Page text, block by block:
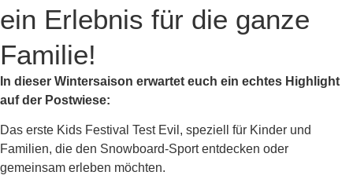
ein Erlebnis für die ganze
Familie!
In dieser Wintersaison erwartet euch ein echtes Highlight
auf der Postwiese:
Das erste Kids Festival Test Evil, speziell für Kinder und
Familien, die den Snowboard-Sport entdecken oder
gemeinsam erleben möchten.